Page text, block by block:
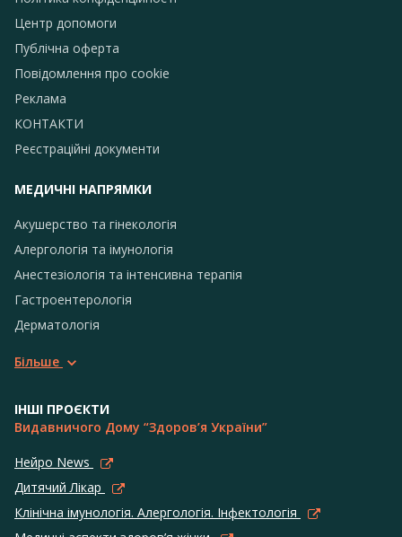
Центр допомоги
Публічна оферта
Повідомлення про сookie
Реклама
КОНТАКТИ
Реєстраційні документи
МЕДИЧНІ НАПРЯМКИ
Акушерство та гінекологія
Алергологія та імунологія
Анестезіологія та інтенсивна терапія
Гастроентерологія
Дерматологія
Більше
ІНШІ ПРОЄКТИ
Видавничого Дому “Здоров’я України”
Нейро News
Дитячий Лікар
Клінічна імунологія. Алергологія. Інфектологія